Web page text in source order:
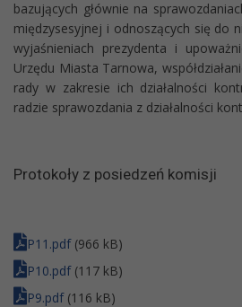
bazujących głównie na
międzysesyjnej i odnoszących się do
wyjaśnieniach prezydenta i
Urzędu Miasta Tarnowa,
rady w zakresie ich działalności
radzie sprawozdania z działalności
Protokoły z posiedzeń komisji
P11.pdf(966 kB)
P10.pdf(117 kB)
P9.pdf(116 kB)